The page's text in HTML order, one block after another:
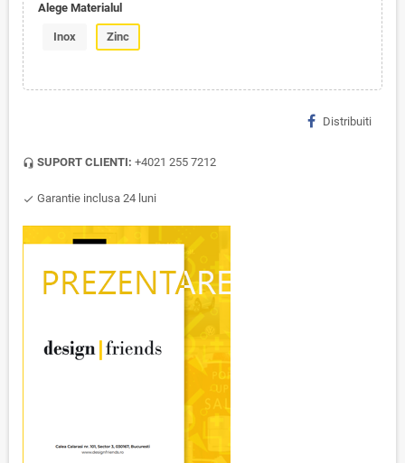
Alege Materialul
Inox Zinc
Distribuiti
headset_mic SUPORT CLIENTI: +4021 255 7212
check Garantie inclusa 24 luni